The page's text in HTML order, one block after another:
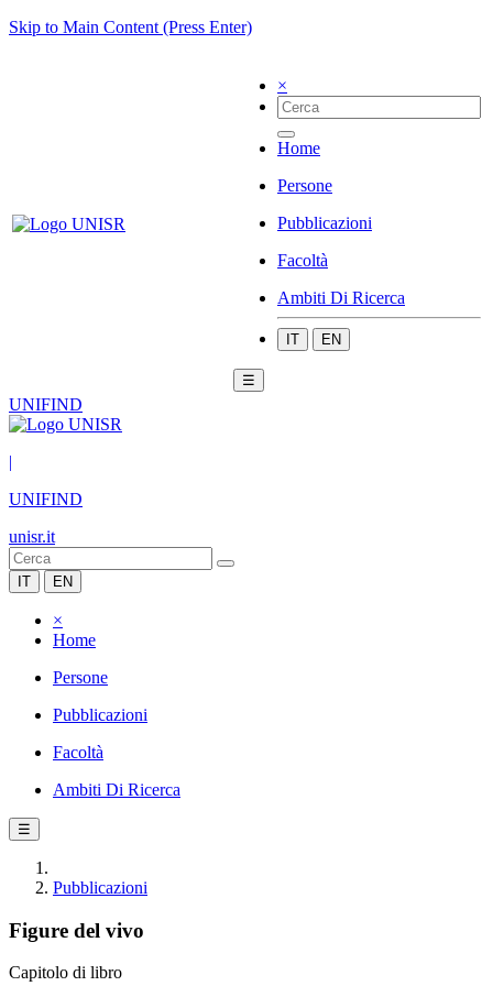
Skip to Main Content (Press Enter)
×
Home
Persone
Pubblicazioni
Facoltà
Ambiti Di Ricerca
IT EN
☰
UNIFIND
|
UNIFIND
unisr.it
IT EN
×
Home
Persone
Pubblicazioni
Facoltà
Ambiti Di Ricerca
☰
Pubblicazioni
Figure del vivo
Capitolo di libro